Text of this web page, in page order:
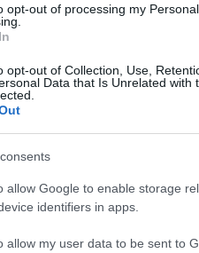
opt-out of processing my
opt-out of Collection, Use,
Data that Is Unrelated with
allow Google to enable storage
identifiers in apps.
allow my user data to be sent to
é concebido
a existência de estados
é a pedra angular de uma
ser livres para se engajarem
do Estado.